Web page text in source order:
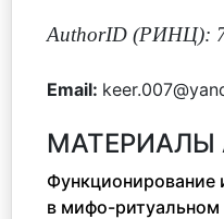
AuthorID (РИНЦ):
Email:
МАТЕРИАЛЫ
Функционирование
в мифо-ритуальном